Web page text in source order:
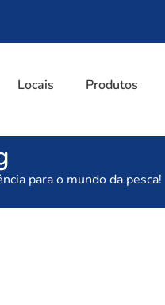
Locais Produtos
para o mundo da pesca!